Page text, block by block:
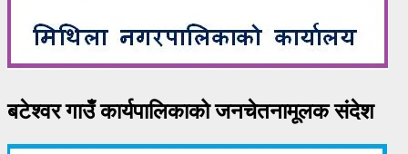
बटेश्वर गाउँ कार्यपालिकाको जनचेतनामूलक संदेश